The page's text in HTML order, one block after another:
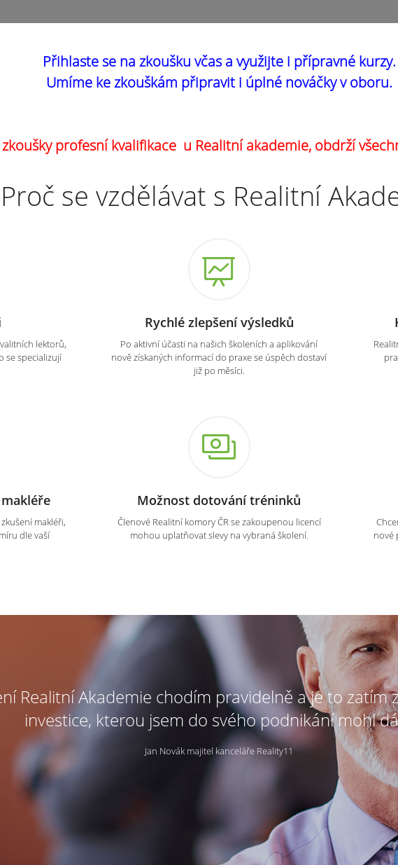
Přihlaste se na zkoušku včas a využijte i přípravné kurzy.
Umíme ke zkouškám připravit i úplné nováčky v oboru.
profesní kvalifikace u Realitní akademie, obdrží
Proč se vzdělávat s Realitní
lektorů,
se specializují
Rychlé zlepšení výsledků
Po aktivní účasti na našich školeních a aplikování
nově získaných informací do praxe se úspěch dostaví
již po měsíci.
makléři,
dle vaší
Možnost dotování tréninků
Členové Realitní komory ČR se zakoupenou licencí
mohou uplatňovat slevy na vybraná školení.
nové
Realitní Akademie chodím pravidelně a je to zatím
investice, kterou jsem do svého podnikání mohl
Jan Novák majitel kanceláře Reality11